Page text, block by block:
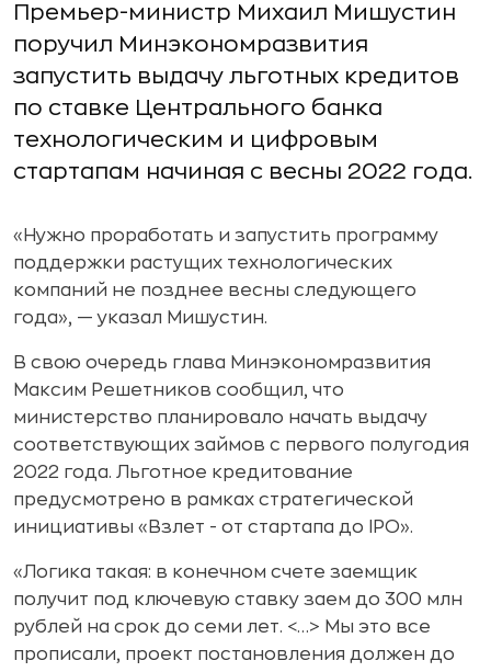
Премьер-министр Михаил Мишустин
поручил Минэкономразвития
запустить выдачу льготных кредитов
по ставке Центрального банка
технологическим и цифровым
стартапам начиная с весны 2022 года.
«Нужно проработать и запустить программу
поддержки растущих технологических
компаний не позднее весны следующего
года», — указал Мишустин.
В свою очередь глава Минэкономразвития
Максим Решетников сообщил, что
министерство планировало начать выдачу
соответствующих займов с первого полугодия
2022 года. Льготное кредитование
предусмотрено в рамках стратегической
инициативы «Взлет - от стартапа до IPO».
«Логика такая: в конечном счете заемщик
получит под ключевую ставку заем до 300 млн
рублей на срок до семи лет. <…> Мы это все
прописали, проект постановления должен до